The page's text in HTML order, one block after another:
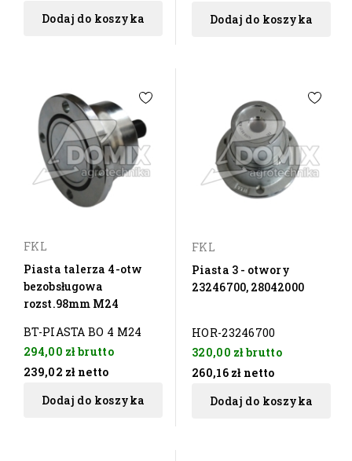
Dodaj do koszyka
Dodaj do koszyka
FKL
Piasta talerza 4-otw
bezobsługowa
rozst.98mm M24
BT-PIASTA BO 4 M24
294,00 złbrutto
239,02 zł netto
Dodaj do koszyka
FKL
Piasta 3 - otwory
23246700, 28042000
HOR-23246700
320,00 złbrutto
260,16 zł netto
Dodaj do koszyka